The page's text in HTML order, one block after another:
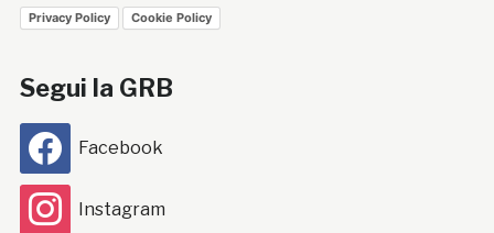
Privacy Policy Cookie Policy
Segui la GRB
Facebook
Instagram